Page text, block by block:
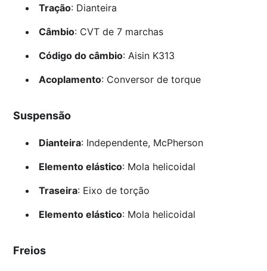
Tração: Dianteira
Câmbio: CVT de 7 marchas
Código do câmbio: Aisin K313
Acoplamento: Conversor de torque
Suspensão
Dianteira: Independente, McPherson
Elemento elástico: Mola helicoidal
Traseira: Eixo de torção
Elemento elástico: Mola helicoidal
Freios